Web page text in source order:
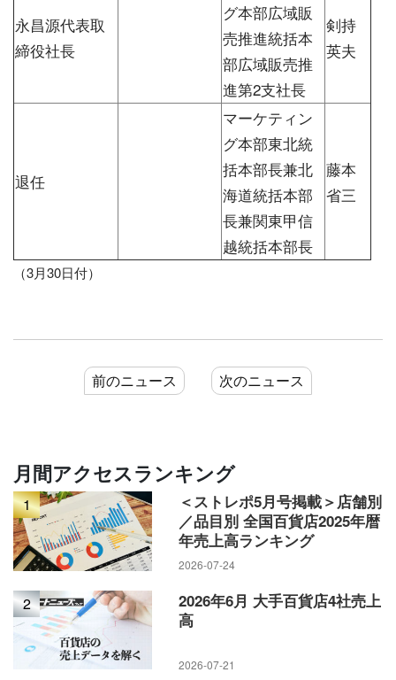
永昌源代表取
締役社長
グ本部広域販
売推進統括本
部広域販売推
進第2支社長
剣持
英夫
退任
マーケティン
グ本部東北統
括本部長兼北
海道統括本部
長兼関東甲信
越統括本部長
藤本
省三
（3月30日付）
前のニュース 次のニュース
月間アクセスランキング
1
＜ストレポ5月号掲載＞店舗別
／品目別 全国百貨店2025年暦
年売上高ランキング
2026-07-24
2
2026年6月 大手百貨店4社売上
高
2026-07-21